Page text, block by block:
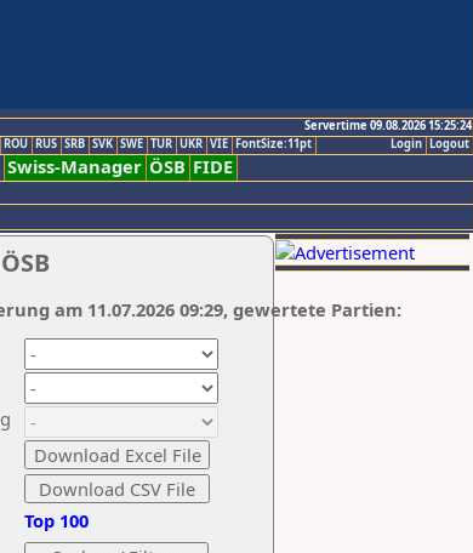
Servertime 09.08.2026 15:25:24
Logout
Login
ROU RUS SRB SVK SWE TUR UKR VIE FontSize:11pt
Swiss-Manager ÖSB FIDE
Top 100
am 11.07.2026 09:29, gewertete Partien: